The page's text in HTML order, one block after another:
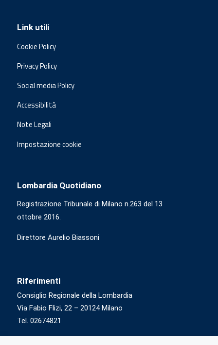
Link utili
Cookie Policy
Privacy Policy
Social media Policy
Accessibilità
Note Legali
Impostazione cookie
Lombardia Quotidiano
Registrazione Tribunale di Milano n.263 del 13
ottobre 2016.
Direttore Aurelio Biassoni
Riferimenti
Consiglio Regionale della Lombardia
Via Fabio Flizi, 22 – 20124 Milano
Tel. 02674821